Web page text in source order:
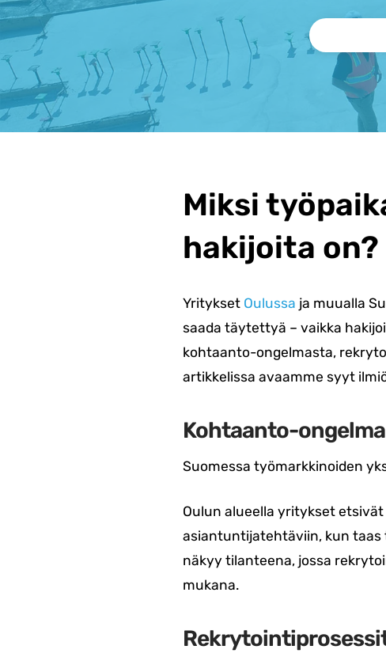
Miksi
hakijoita on?
Yritykset Oulussa ja muualla
saada täytettyä – vaikka
kohtaanto-ongelmasta,
artikkelissa avaamme syyt
Kohtaanto-
Suomessa työmarkkinoiden
Oulun alueella yritykset
asiantuntijatehtäviin, kun taas
näkyy tilanteena, jossa
mukana.